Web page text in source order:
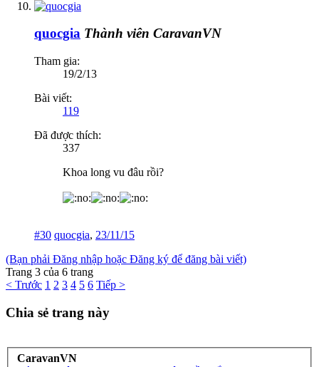
quocgia Thành viên CaravanVN
Tham gia:
19/2/13
Bài viết:
119
Đã được thích:
337
Khoa long vu đâu rồi?
#30 quocgia, 23/11/15
(Bạn phải Đăng nhập hoặc Đăng ký để đăng bài viết)
Trang 3 của 6 trang
< Trước 1 2 3 4 5 6 Tiếp >
Chia sẻ trang này
CaravanVN